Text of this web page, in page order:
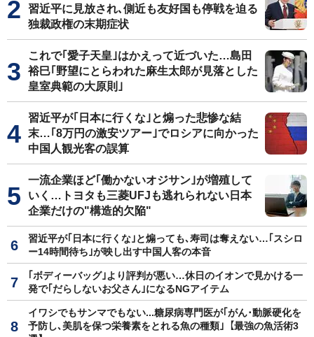
習近平に見放され､側近も友好国も停戦を迫る
独裁政権の末期症状
これで｢愛子天皇｣はかえって近づいた…島田
裕巳｢野望にとらわれた麻生太郎が見落とした
皇室典範の大原則｣
習近平が｢日本に行くな｣と煽った悲惨な結
末…｢8万円の激安ツアー｣でロシアに向かった
中国人観光客の誤算
一流企業ほど｢働かないオジサン｣が増殖して
いく…トヨタも三菱UFJも逃れられない日本
企業だけの"構造的欠陥"
習近平が｢日本に行くな｣と煽っても､寿司は奪えない…｢スシロ
ー14時間待ち｣が映し出す中国人客の本音
｢ボディーバッグ｣より評判が悪い…休日のイオンで見かける一
発で｢だらしないお父さん｣になるNGアイテム
イワシでもサンマでもない...糖尿病専門医が｢がん･動脈硬化を
予防し､美肌を保つ栄養素をとれる魚の種類｣【最強の魚活術3